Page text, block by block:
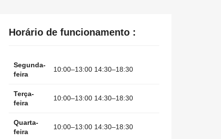
Horário de funcionamento :
Segunda-
feira
10:00–13:00 14:30–18:30
Terça-
feira
10:00–13:00 14:30–18:30
Quarta-
feira
10:00–13:00 14:30–18:30